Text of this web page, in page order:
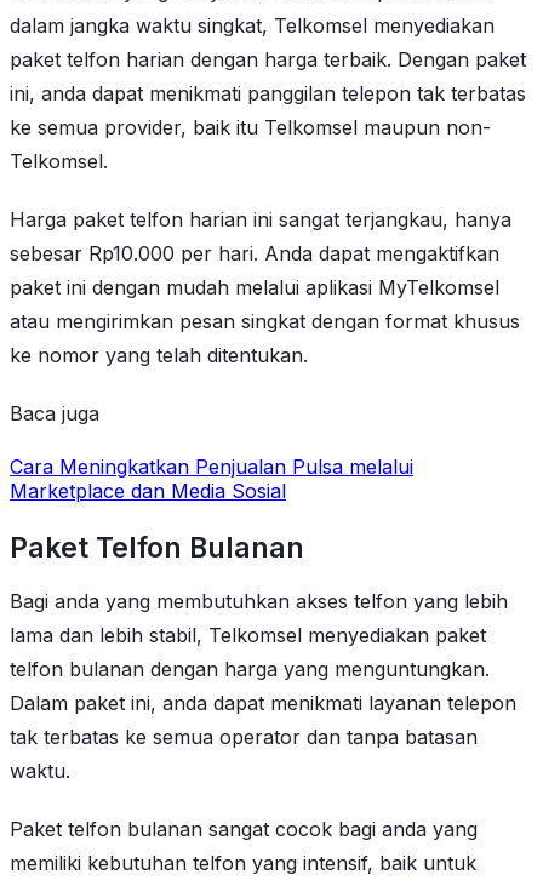
dalam jangka waktu singkat, Telkomsel menyediakan
paket telfon harian dengan harga terbaik. Dengan paket
ini, anda dapat menikmati panggilan telepon tak terbatas
ke semua provider, baik itu Telkomsel maupun non-
Telkomsel.
Harga paket telfon harian ini sangat terjangkau, hanya
sebesar Rp10.000 per hari. Anda dapat mengaktifkan
paket ini dengan mudah melalui aplikasi MyTelkomsel
atau mengirimkan pesan singkat dengan format khusus
ke nomor yang telah ditentukan.
Baca juga
Cara Meningkatkan Penjualan Pulsa melalui
Marketplace dan Media Sosial
Paket Telfon Bulanan
Bagi anda yang membutuhkan akses telfon yang lebih
lama dan lebih stabil, Telkomsel menyediakan paket
telfon bulanan dengan harga yang menguntungkan.
Dalam paket ini, anda dapat menikmati layanan telepon
tak terbatas ke semua operator dan tanpa batasan
waktu.
Paket telfon bulanan sangat cocok bagi anda yang
memiliki kebutuhan telfon yang intensif, baik untuk